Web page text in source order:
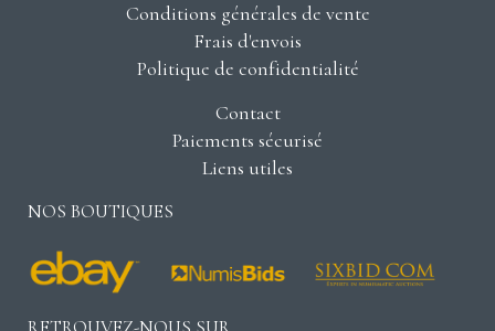
Conditions générales de vente
Frais d'envois
Politique de confidentialité
Contact
Paiements sécurisé
Liens utiles
NOS BOUTIQUES